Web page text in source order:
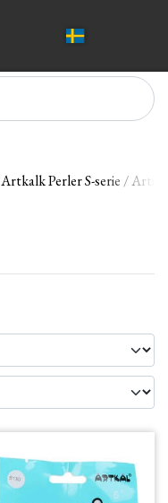
Artkalk Perler S-serie